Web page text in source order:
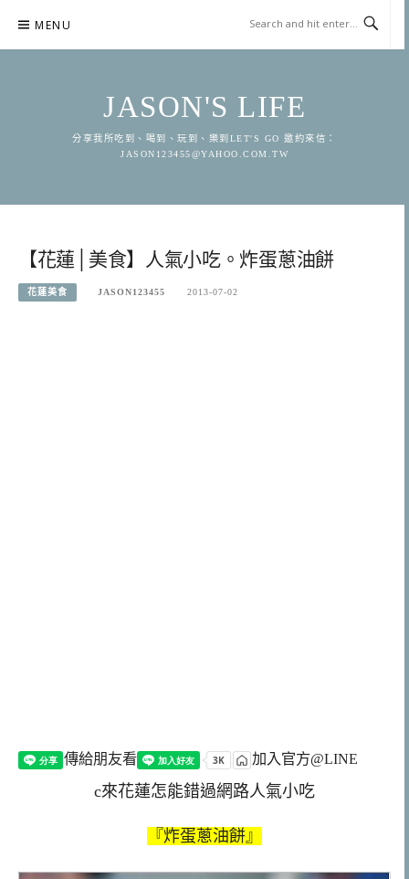
content
MENU
JASON'S LIFE
分享我所吃到、喝到、玩到、樂到LET'S GO 邀約來信：
JASON123455@YAHOO.COM.TW
【花蓮│美食】人氣小吃。炸蛋蔥油餅
花蓮美食 JASON123455 2013-07-02
傳給朋友看 加入官方@LINE
c來花蓮怎能錯過網路人氣小吃
『炸蛋蔥油餅』